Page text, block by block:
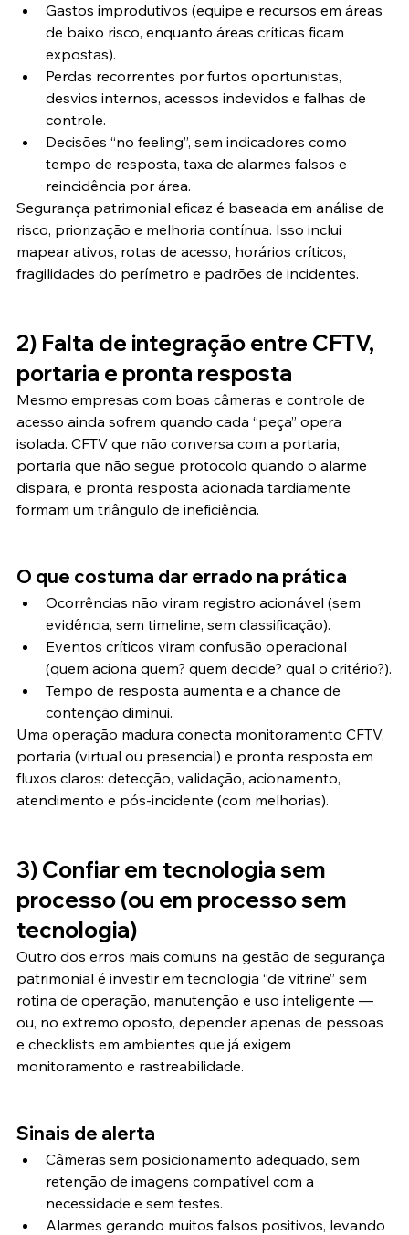
Gastos improdutivos (equipe e recursos em áreas
de baixo risco, enquanto áreas críticas ficam
expostas).
Perdas recorrentes por furtos oportunistas,
desvios internos, acessos indevidos e falhas de
controle.
Decisões “no feeling”, sem indicadores como
tempo de resposta, taxa de alarmes falsos e
reincidência por área.
Segurança patrimonial eficaz é baseada em análise de
risco, priorização e melhoria contínua. Isso inclui
mapear ativos, rotas de acesso, horários críticos,
fragilidades do perímetro e padrões de incidentes.
2) Falta de integração entre CFTV,
portaria e pronta resposta
Mesmo empresas com boas câmeras e controle de
acesso ainda sofrem quando cada “peça” opera
isolada. CFTV que não conversa com a portaria,
portaria que não segue protocolo quando o alarme
dispara, e pronta resposta acionada tardiamente
formam um triângulo de ineficiência.
O que costuma dar errado na prática
Ocorrências não viram registro acionável (sem
evidência, sem timeline, sem classificação).
Eventos críticos viram confusão operacional
(quem aciona quem? quem decide? qual o critério?).
Tempo de resposta aumenta e a chance de
contenção diminui.
Uma operação madura conecta monitoramento CFTV,
portaria (virtual ou presencial) e pronta resposta em
fluxos claros: detecção, validação, acionamento,
atendimento e pós-incidente (com melhorias).
3) Confiar em tecnologia sem
processo (ou em processo sem
tecnologia)
Outro dos erros mais comuns na gestão de segurança
patrimonial é investir em tecnologia “de vitrine” sem
rotina de operação, manutenção e uso inteligente —
ou, no extremo oposto, depender apenas de pessoas
e checklists em ambientes que já exigem
monitoramento e rastreabilidade.
Sinais de alerta
Câmeras sem posicionamento adequado, sem
retenção de imagens compatível com a
necessidade e sem testes.
Alarmes gerando muitos falsos positivos, levando